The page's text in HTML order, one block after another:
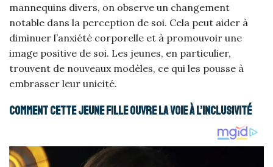
mannequins divers, on observe un changement
notable dans la perception de soi. Cela peut aider à
diminuer l’anxiété corporelle et à promouvoir une
image positive de soi. Les jeunes, en particulier,
trouvent de nouveaux modèles, ce qui les pousse à
embrasser leur unicité.
Comment cette jeune fille ouvre la voie à l’inclusivité